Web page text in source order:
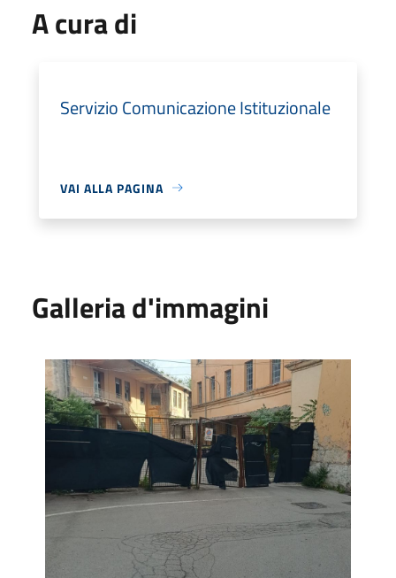
A cura di
Servizio Comunicazione Istituzionale
VAI ALLA PAGINA
Galleria d'immagini
Rifiuti, la situazione all'ex mensa della Caserma Piave